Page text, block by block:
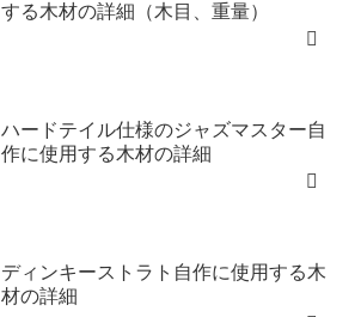
する木材の詳細（木目、重量）
ハードテイル仕様のジャズマスター自
作に使用する木材の詳細
ディンキーストラト自作に使用する木
材の詳細